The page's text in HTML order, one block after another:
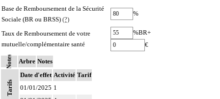
Base de Remboursement de la Sécurité
Sociale (BR ou BRSS) (?)
%
Taux de Remboursement de votre
mutuelle/complémentaire santé
%BR+
€
Notes Arbre Notes
Tarifs
Date d'effet Activité Tarif
01/01/2025 1